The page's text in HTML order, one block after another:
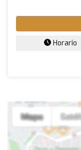
Horario